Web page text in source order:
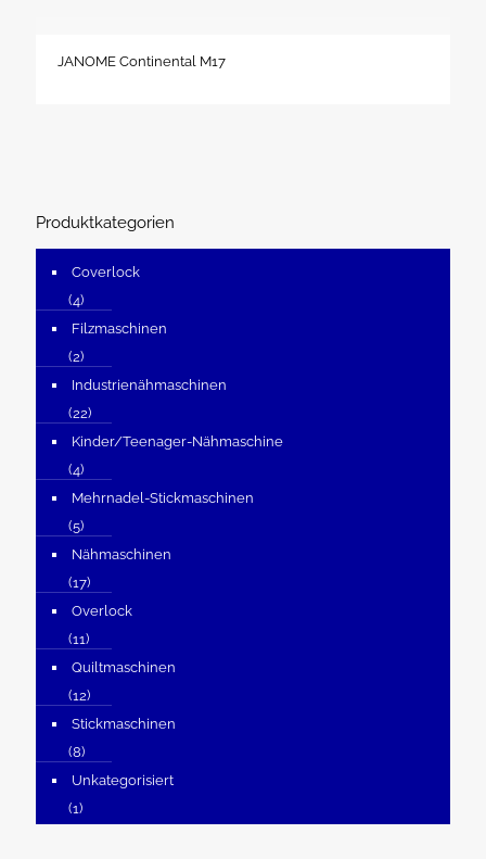
JANOME Continental M17
Produktkategorien
Coverlock
(4)
Filzmaschinen
(2)
Industrienähmaschinen
(22)
Kinder/Teenager-Nähmaschine
(4)
Mehrnadel-Stickmaschinen
(5)
Nähmaschinen
(17)
Overlock
(11)
Quiltmaschinen
(12)
Stickmaschinen
(8)
Unkategorisiert
(1)